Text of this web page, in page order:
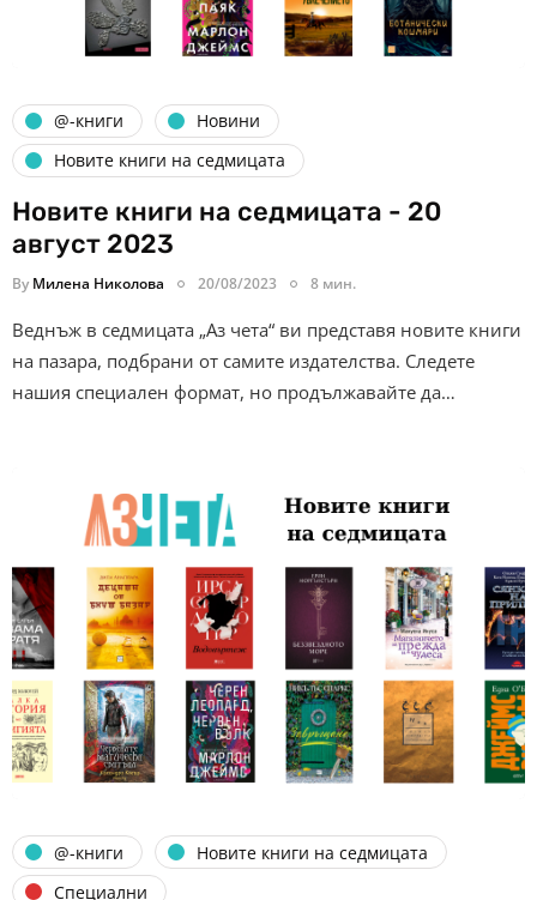
@-книги
Новини
Новите книги на седмицата
Новите книги на седмицата - 20
август 2023
By Милена Николова 20/08/2023 8 мин.
Веднъж в седмицата „Аз чета“ ви представя новите книги
на пазара, подбрани от самите издателства. Следете
нашия специален формат, но продължавайте да…
@-книги
Новите книги на седмицата
Специални